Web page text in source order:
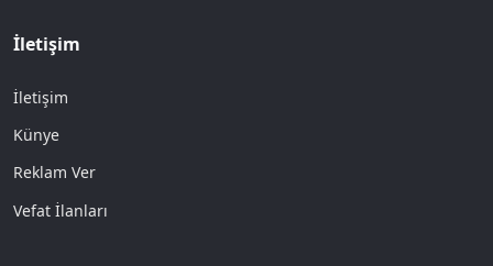
İletişim
İletişim
Künye
Reklam Ver
Vefat İlanları